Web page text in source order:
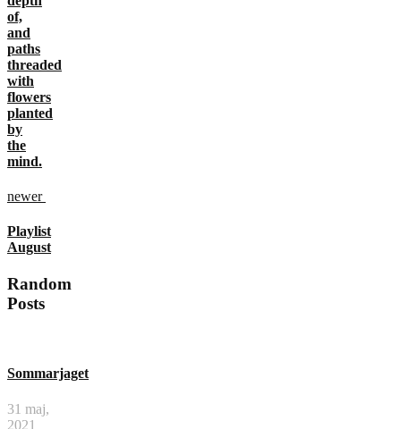
of,
and
paths
threaded
with
flowers
planted
by
the
mind.
newer
Playlist
August
Random
Posts
Sommarjaget
31 maj,
2021